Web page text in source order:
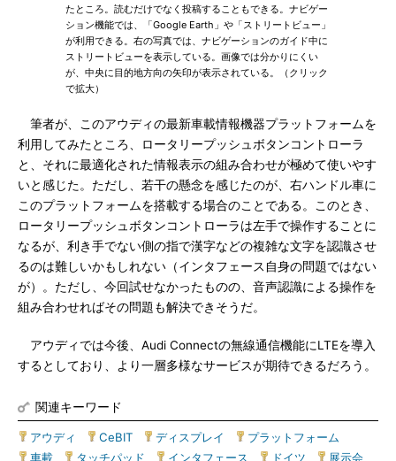
たところ。読むだけでなく投稿することもできる。ナビゲー
ション機能では、「Google Earth」や「ストリートビュー」
が利用できる。右の写真では、ナビゲーションのガイド中に
ストリートビューを表示している。画像では分かりにくい
が、中央に目的地方向の矢印が表示されている。（クリック
で拡大）
筆者が、このアウディの最新車載情報機器プラットフォームを
利用してみたところ、ロータリープッシュボタンコントローラ
と、それに最適化された情報表示の組み合わせが極めて使いやす
いと感じた。ただし、若干の懸念を感じたのが、右ハンドル車に
このプラットフォームを搭載する場合のことである。このとき、
ロータリープッシュボタンコントローラは左手で操作することに
なるが、利き手でない側の指で漢字などの複雑な文字を認識させ
るのは難しいかもしれない（インタフェース自身の問題ではない
が）。ただし、今回試せなかったものの、音声認識による操作を
組み合わせればその問題も解決できそうだ。
アウディでは今後、Audi Connectの無線通信機能にLTEを導入
するとしており、より一層多様なサービスが期待できるだろう。
関連キーワード
アウディ CeBIT ディスプレイ プラットフォーム
車載
タッチパッド インタフェース ドイツ 展示会